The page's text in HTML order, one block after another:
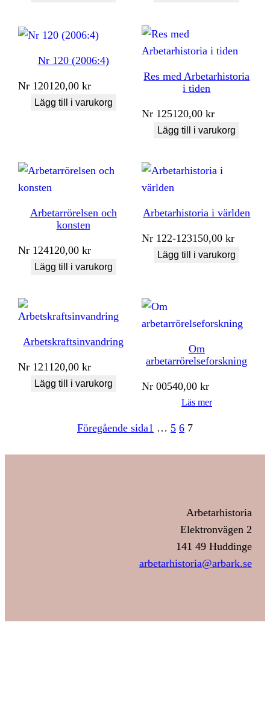
Nr 120 (2006:4)
Nr 120120,00kr
Lägg till i varukorg
Res med Arbetarhistoria
i tiden
Nr 125120,00kr
Lägg till i varukorg
Arbetarrörelsen och
konsten
Nr 124120,00kr
Lägg till i varukorg
Arbetarhistoria i världen
Nr 122-123150,00kr
Lägg till i varukorg
Arbetskraftsinvandring
Nr 121120,00kr
Lägg till i varukorg
Om
arbetarrörelseforskning
Nr 00540,00kr
Läs mer
Föregående sida1 … 5 6 7
Arbetarhistoria
Elektronvägen 2
141 49 Huddinge
arbetarhistoria@arbark.se